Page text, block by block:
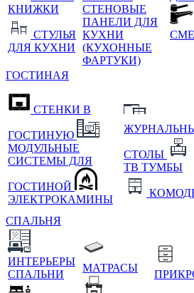
КНИЖКИ
СТУЛЬЯ
ДЛЯ КУХНИ
СТЕНОВЫЕ
ПАНЕЛИ ДЛЯ
КУХНИ
(КУХОННЫЕ
ФАРТУКИ)
ГОСТИНАЯ
СТЕНКИ В
ГОСТИНУЮ
МОДУЛЬНЫЕ
СИСТЕМЫ ДЛЯ
ГОСТИНОЙ
ЭЛЕКТРОКАМИНЫ
СТОЛЫ
ТВ ТУМБЫ
СПАЛЬНЯ
ИНТЕРЬЕРЫ
СПАЛЬНИ
МАТРАСЫ